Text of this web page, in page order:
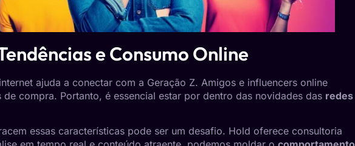
e Consumo Online
ajuda a conectar com a Geração Z. Amigos e influencers online
de compra. Portanto, é essencial estar por dentro das novidades das redes
essas características pode ser um desafio. Hold oferece consultoria